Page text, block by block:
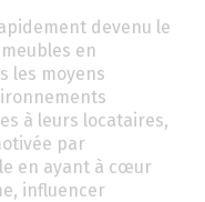
devenu le
en
les moyens
à leurs locataires,
par
en ayant à cœur
influencer